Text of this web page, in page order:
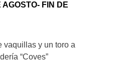
AGOSTO- FIN DE
vaquillas y un toro a
“Coves”